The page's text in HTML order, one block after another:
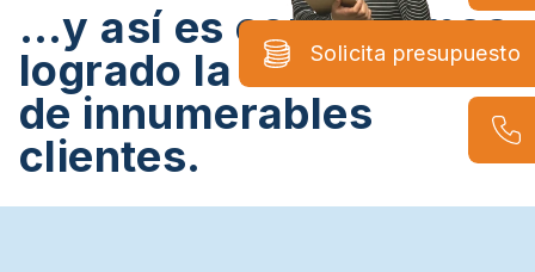
Solicita presupuesto
…y así es como hemos
logrado la satisfacción
de innumerables
clientes.